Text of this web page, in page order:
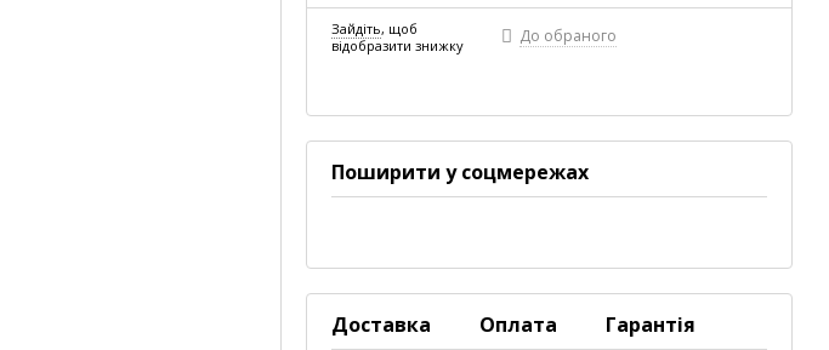
Зайдіть, щоб
відобразити знижку
До обраного
Поширити у соцмережах
Доставка Оплата Гарантія